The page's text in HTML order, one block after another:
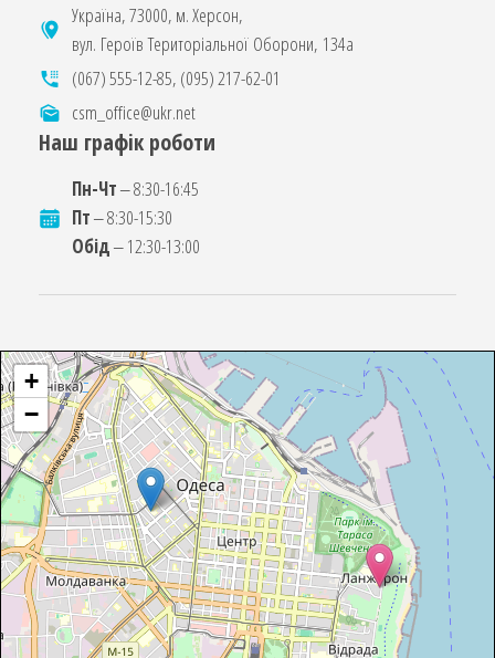
Україна, 73000, м. Херсон,
вул. Героїв Територіальної Оборони, 134а
(067) 555-12-85, (095) 217-62-01
csm_office@ukr.net
Наш графік роботи
Пн-Чт‒ 8:30-16:45
Пт‒ 8:30-15:30
Обід‒ 12:30-13:00
+
−